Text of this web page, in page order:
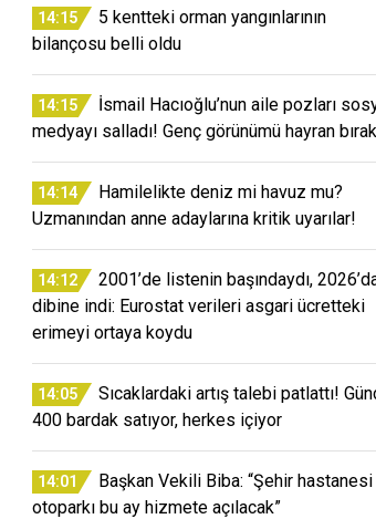
14:15
5 kentteki orman yangınlarının
bilançosu belli oldu
14:15
İsmail Hacıoğlu’nun aile pozları
medyayı salladı! Genç görünümü hayran
14:14
Hamilelikte deniz mi havuz mu?
Uzmanından anne adaylarına kritik uyarılar!
14:12
2001’de listenin başındaydı,
dibine indi: Eurostat verileri asgari ücretteki
erimeyi ortaya koydu
14:05
Sıcaklardaki artış talebi patlattı!
400 bardak satıyor, herkes içiyor
14:01
Başkan Vekili Biba: “Şehir hastanesi
otoparkı bu ay hizmete açılacak”